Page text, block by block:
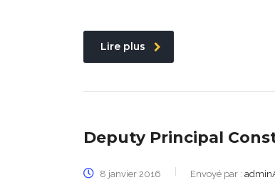
Lire plus
Deputy Principal
8 janvier 2016 Envoyé par :